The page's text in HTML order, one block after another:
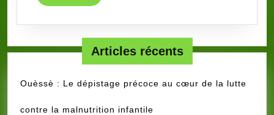
CDEM
MORE
Articles récents
Ouèssè : Le dépistage précoce au cœur de la lutte
contre la malnutrition infantile